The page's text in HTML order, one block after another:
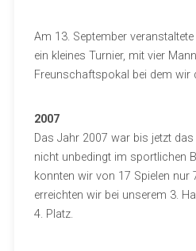
Am 13. September
ein kleines Turnier, mit vier
Freunschaftspokal bei dem wir
2007
Das Jahr 2007 war bis jetzt
nicht unbedingt im sportlichen
konnten wir von 17 Spielen nur
erreichten wir bei unserem 3.
4. Platz.